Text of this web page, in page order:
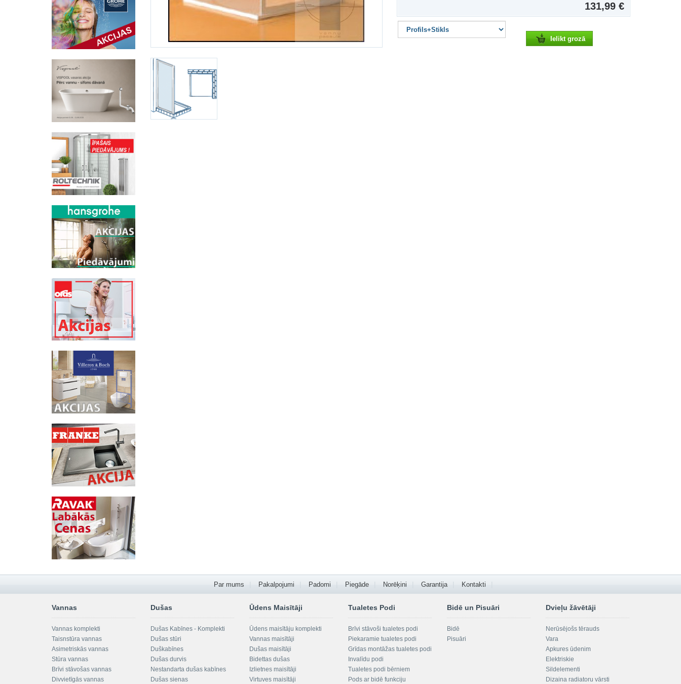
131,99 €
Ielikt grozā
Par mums Pakalpojumi Padomi Piegāde Norēķini Garantija Kontakti
Vannas
Vannas komplekti
Taisnstūra vannas
Asimetriskās vannas
Stūra vannas
Brīvi stāvošas vannas
Divvietīgās vannas
Dušas
Dušas Kabīnes - Komplekti
Dušas stūri
Duškabīnes
Dušas durvis
Nestandarta dušas kabīnes
Dušas sienas
Ūdens Maisītāji
Ūdens maisītāju komplekti
Vannas maisītāji
Dušas maisītāji
Bidettas dušas
Izlietnes maisītāji
Virtuves maisītāji
Tualetes Podi
Brīvi stāvoši tualetes podi
Piekaramie tualetes podi
Grīdas montāžas tualetes podi
Invalīdu podi
Tualetes podi bērniem
Pods ar bidē funkciju
Bidē un Pisuāri
Bidē
Pisuāri
Dvieļu žāvētāji
Nerūsējošs tērauds
Vara
Apkures ūdenim
Elektriskie
Sildelementi
Dizaina radiatoru vārsti